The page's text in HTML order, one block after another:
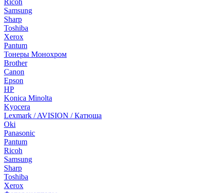
Ricoh
Samsung
Sharp
Toshiba
Xerox
Pantum
Тонеры Монохром
Brother
Canon
Epson
HP
Konica Minolta
Kyocera
Lexmark / AVISION / Катюша
Oki
Panasonic
Pantum
Ricoh
Samsung
Sharp
Toshiba
Xerox